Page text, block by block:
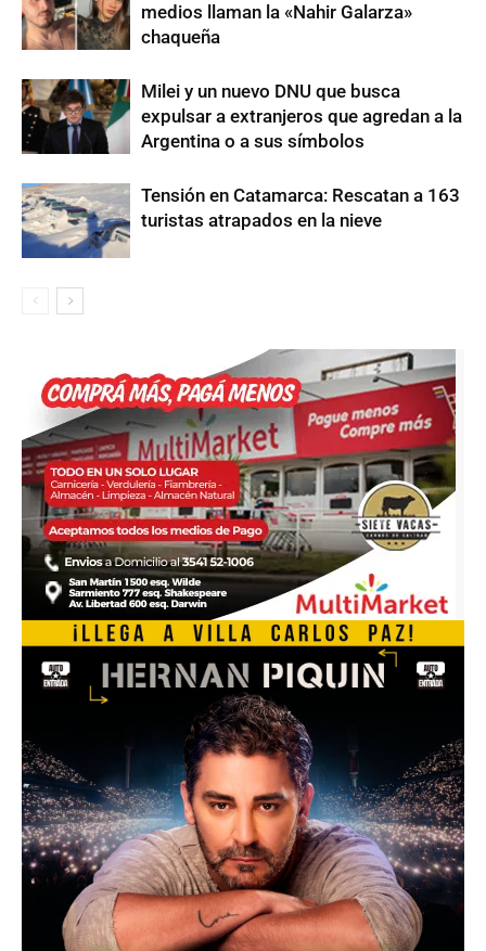
medios llaman la «Nahir Galarza»
chaqueña
Milei y un nuevo DNU que busca
expulsar a extranjeros que agredan a la
Argentina o a sus símbolos
Tensión en Catamarca: Rescatan a 163
turistas atrapados en la nieve